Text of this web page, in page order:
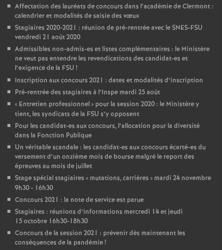
Affectation des lauréats de concours dans l’académie de Clermont :
calendrier et modalités de saisie des vœux
Stagiaires 2020-2021 : réunion de pré-rentrée avec le SNES-FSU
vendredi 21 août 2020
Admissibles non-admis-es et listes complémentaires : le Ministère
ne veut pas entendre les revendications des candidat-es et
l’exigence de la FSU !
Inscription aux concours 2021 : dates et modalités d’inscription
Pré-rentrée des stagiaires à l’Inspe mardi 25 août
« Entretien professionnel» pour la session 2020 : le Ministère y
tient, les syndicats de la FSU s’y opposent
Pour les candidat-es aux concours, l’allocation pour la diversité
dans la Fonction Publique
Un véritable scandale : les candidat-es aux concours écarté-es du
versement d’un onzième mois de bourse malgré le report des
épreuves au mois de juillet
Stage spécial stagiaires « mutations, carrières » mardi 24 novembre
9h30 - 16h30
Concours 2021 : la note de service est parue
Stagiaires : réunions d’informations mercredi 14 et jeudi
15 octobre 16h30-18h30
Concours de la session 2021 : prévenir dès maintenant les
conséquences de la pandémie!